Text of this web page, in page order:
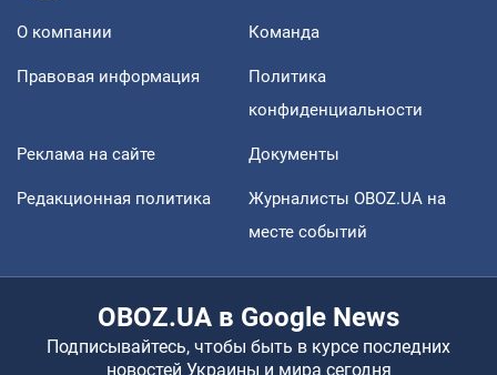
О компании Команда
Правовая информация
Политика
конфиденциальности
Реклама на сайте Документы
Редакционная политика
Журналисты OBOZ.UA на
месте событий
OBOZ.UA в Google News
Подписывайтесь, чтобы быть в курсе последних
новостей Украины и мира сегодня